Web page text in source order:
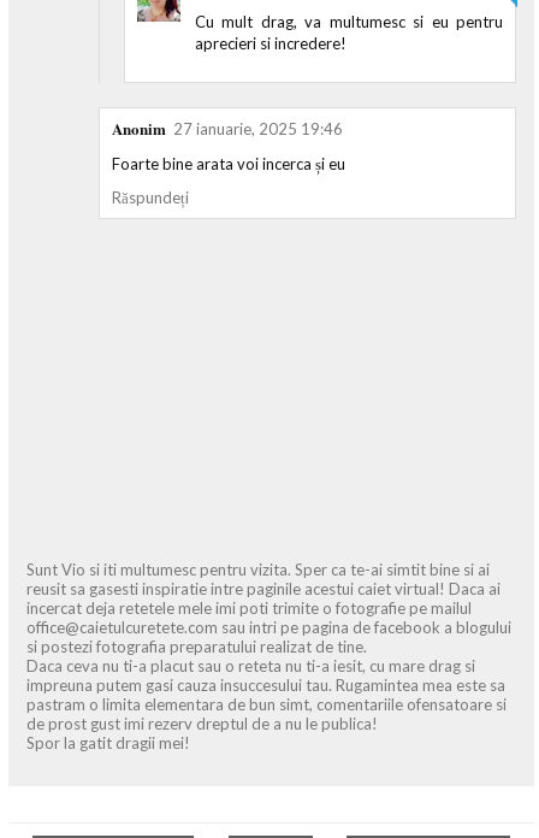
Cu mult drag, va multumesc si eu pentru
aprecieri si incredere!
Anonim 27 ianuarie, 2025 19:46
Foarte bine arata voi incerca și eu
Răspundeți
Sunt Vio si iti multumesc pentru vizita. Sper ca te-ai simtit bine si ai
reusit sa gasesti inspiratie intre paginile acestui caiet virtual! Daca ai
incercat deja retetele mele imi poti trimite o fotografie pe mailul
office@caietulcuretete.com sau intri pe pagina de facebook a blogului
si postezi fotografia preparatului realizat de tine.
Daca ceva nu ti-a placut sau o reteta nu ti-a iesit, cu mare drag si
impreuna putem gasi cauza insuccesului tau. Rugamintea mea este sa
pastram o limita elementara de bun simt, comentariile ofensatoare si
de prost gust imi rezerv dreptul de a nu le publica!
Spor la gatit dragii mei!